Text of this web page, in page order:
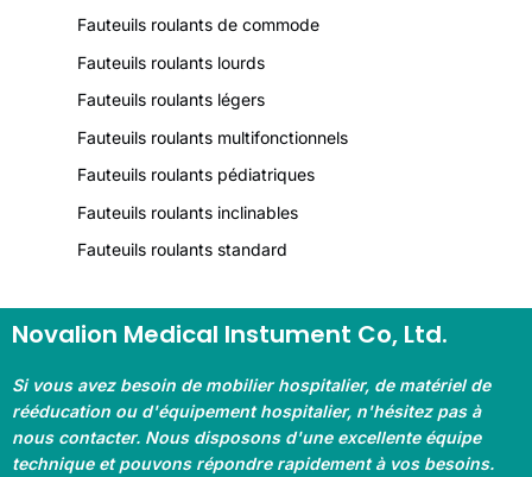
Fauteuils roulants de commode
Fauteuils roulants lourds
Fauteuils roulants légers
Fauteuils roulants multifonctionnels
Fauteuils roulants pédiatriques
Fauteuils roulants inclinables
Fauteuils roulants standard
Novalion Medical Instument Co, Ltd.
Si vous avez besoin de mobilier hospitalier, de matériel de
rééducation ou d'équipement hospitalier, n'hésitez pas à
nous contacter. Nous disposons d'une excellente équipe
technique et pouvons répondre rapidement à vos besoins.